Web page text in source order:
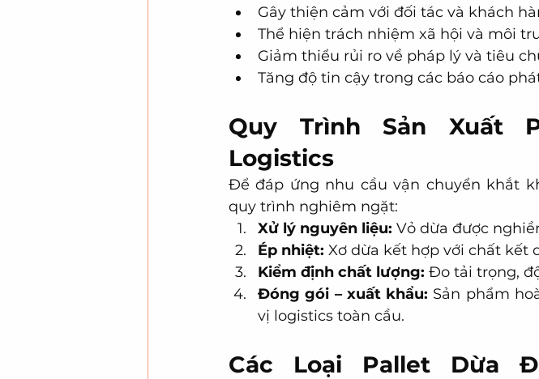
Gây thiện cảm với đối tác và khách
Thể hiện trách nhiệm xã hội và môi
Giảm thiểu rủi ro về pháp lý và tiêu
Tăng độ tin cậy trong các báo cáo
Quy Trình Sản Xuất
Logistics
Để đáp ứng nhu cầu vận chuyển khắt
quy trình nghiêm ngặt:
Xử lý nguyên liệu: Vỏ dừa được
Ép nhiệt: Xơ dừa kết hợp với chất kết
Kiểm định chất lượng: Đo tải trọng,
Đóng gói – xuất khẩu: Sản phẩm
vị logistics toàn cầu.
Các Loại Pallet Dừa